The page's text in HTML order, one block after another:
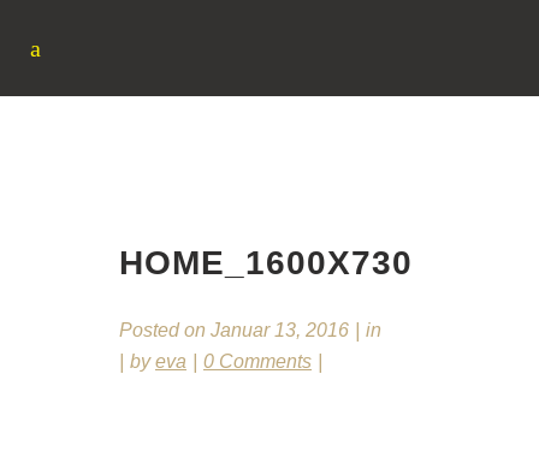
HOME_1600X730
Posted on Januar 13, 2016
in
byeva 0 Comments